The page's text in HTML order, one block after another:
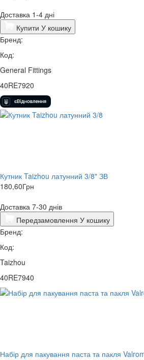
Доставка 1-4 дні
Купити У кошику
Бренд:
Код:
General Fittings
40RE7920
Кутник Taizhou латунний 3/8" ЗВ
180,60Грн
Доставка 7-30 днів
Передзамовлення У кошику
Бренд:
Код:
Taizhou
40RE7940
Набір для пакування паста та пакля